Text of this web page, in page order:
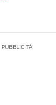
PUBBLICITÀ